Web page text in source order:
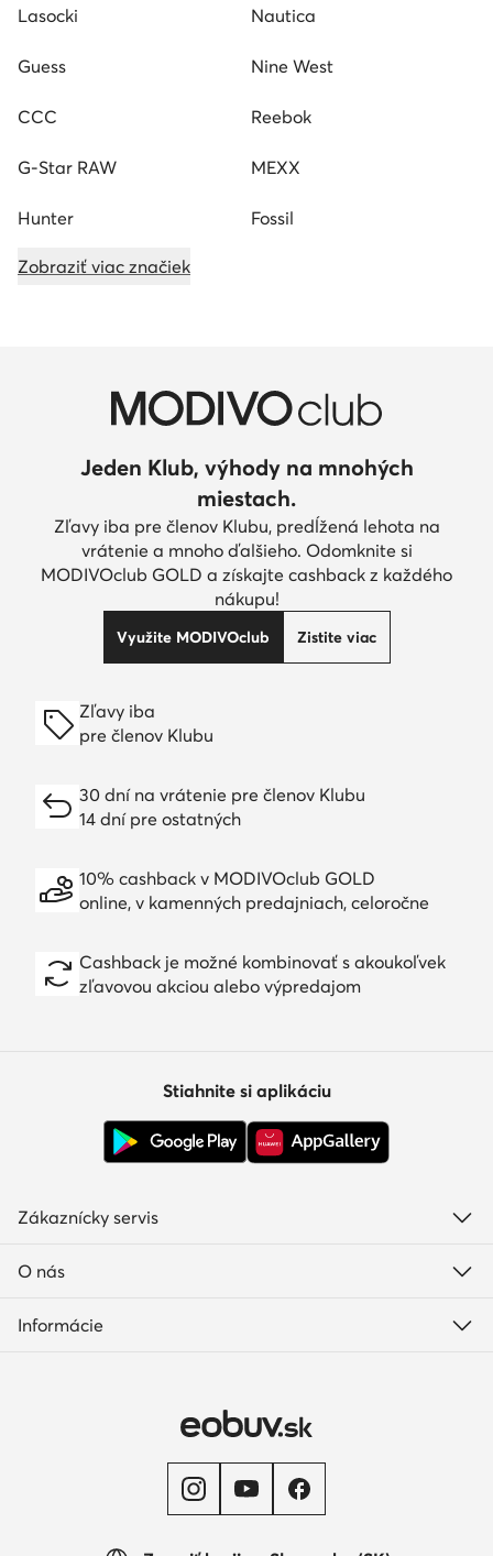
Lasocki Nautica
Guess Nine West
CCC Reebok
G-Star RAW MEXX
Hunter Fossil
Zobraziť viac značiek
Jeden Klub, výhody na mnohých
miestach.
Zľavy iba pre členov Klubu, predĺžená lehota na
vrátenie a mnoho ďalšieho. Odomknite si
MODIVOclub GOLD a získajte cashback z každého
nákupu!
Využite MODIVOclub Zistite viac
Zľavy iba
pre členov Klubu
30 dní na vrátenie pre členov Klubu
14 dní pre ostatných
10% cashback v MODIVOclub GOLD
online, v kamenných predajniach, celoročne
Cashback je možné kombinovať s akoukoľvek
zľavovou akciou alebo výpredajom
Stiahnite si aplikáciu
Zákaznícky servis
O nás
Informácie